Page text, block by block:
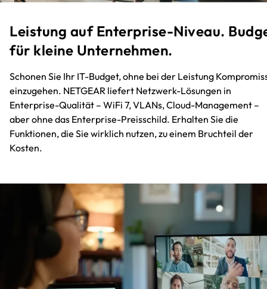
Leistung auf Enterprise-Niveau.
für kleine Unternehmen.​
Schonen Sie Ihr IT-Budget, ohne bei der Leistung
einzugehen. NETGEAR liefert Netzwerk-Lösungen in
Enterprise-Qualität – WiFi 7, VLANs, Cloud-Management –
aber ohne das Enterprise-Preisschild. Erhalten Sie die
Funktionen, die Sie wirklich nutzen, zu einem Bruchteil der
Kosten.​